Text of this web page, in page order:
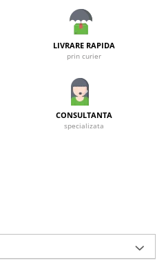
LIVRARE RAPIDA
prin curier
CONSULTANTA
specializata